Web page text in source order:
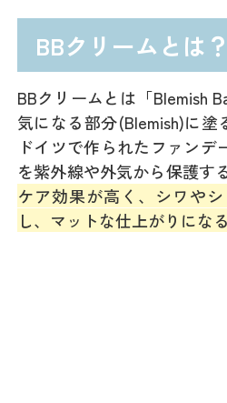
BBクリームとは？
BBクリームとは「Blemish
気になる部分(Blemish)に
ドイツで作られたファン
を紫外線や外気から保護す
ケア効果が高く、シワや
し、マットな仕上がりにな